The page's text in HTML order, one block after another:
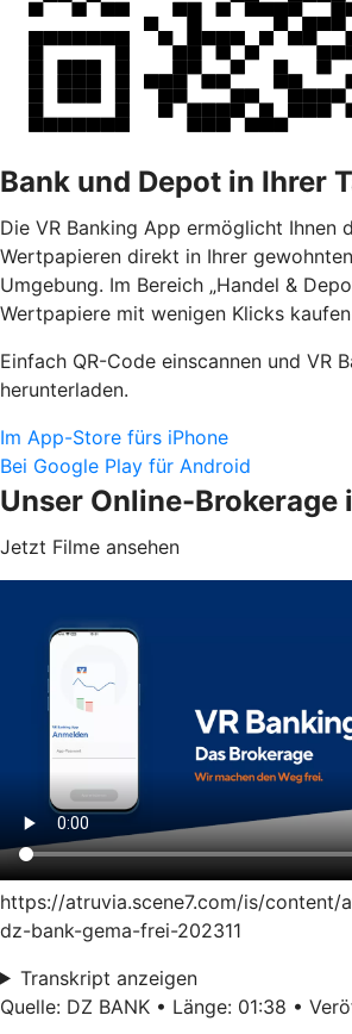
Bank und Depot in Ihrer
Die VR Banking App ermöglicht Ihnen
Wertpapieren direkt in Ihrer
Umgebung. Im Bereich „Handel &
Wertpapiere mit wenigen Klicks
Einfach QR-Code einscannen und VR
herunterladen.
Im App-Store fürs iPhone
Bei Google Play für Android
Unser Online-Brokerage
Jetzt Filme ansehen
https://atruvia.scene7.com/is/content/
dz-bank-gema-frei-202311
Transkript anzeigen
Quelle: DZ BANK • Länge: 01:38 •